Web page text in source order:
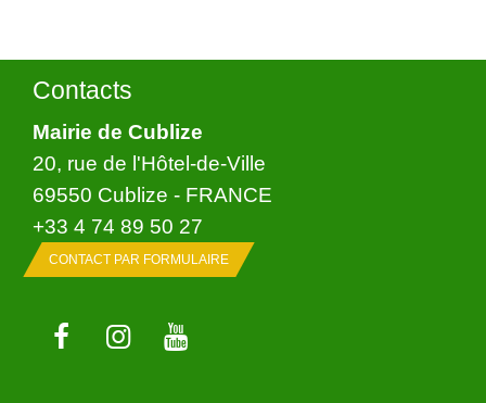
Contacts
Mairie de Cublize
20, rue de l'Hôtel-de-Ville
69550 Cublize - FRANCE
+33 4 74 89 50 27
CONTACT PAR FORMULAIRE